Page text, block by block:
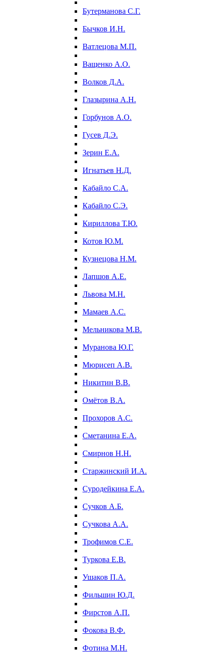
Бутерманова С.Г.
Бычков И.Н.
Ватлецова М.П.
Ващенко А.О.
Волков Д.А.
Глазырина А.Н.
Горбунов А.О.
Гусев Д.Э.
Зерин Е.А.
Игнатьев Н.Д.
Кабайло С.А.
Кабайло С.Э.
Кириллова Т.Ю.
Котов Ю.М.
Кузнецова Н.М.
Лапшов А.Е.
Львова М.Н.
Мамаев А.С.
Мельникова М.В.
Муранова Ю.Г.
Мюрисеп А.В.
Никитин В.В.
Омётов В.А.
Прохоров А.С.
Сметанина Е.А.
Смирнов Н.Н.
Старжинский И.А.
Суродейкина Е.А.
Сучков А.Б.
Сучкова А.А.
Трофимов С.Е.
Туркова Е.В.
Ушаков П.А.
Фильшин Ю.Д.
Фирстов А.П.
Фокова В.Ф.
Фотина М.Н.